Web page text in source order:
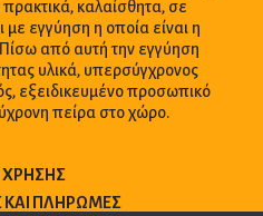
καλαίσθητα, σε
με εγγύηση η οποία είναι η
από αυτή την εγγύηση
υλικά, υπερσύγχρονος
εξειδικευμένο προσωπικό
πείρα στο χώρο.
ΧΡΉΣΗΣ
ΠΛΗΡΩΜΈΣ